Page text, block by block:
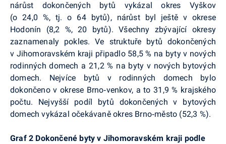
nárůst dokončených bytů vykázal okres Vyškov
(o 24,0 %, tj. o 64 bytů), nárůst byl ještě v okrese
Hodonín (8,2 %, 20 bytů). Všechny zbývající okresy
zaznamenaly pokles. Ve struktuře bytů dokončených
v Jihomoravském kraji připadlo 58,5 % na byty v nových
rodinných domech a 21,2 % na byty v nových bytových
domech. Nejvíce bytů v rodinných domech bylo
dokončeno v okrese Brno‑venkov, a to 31,9 % krajského
počtu. Nejvyšší podíl bytů dokončených v bytových
domech vykázal očekávaně okres Brno‑město (52,3 %).
Graf 2 Dokončené byty v Jihomoravském kraji podle